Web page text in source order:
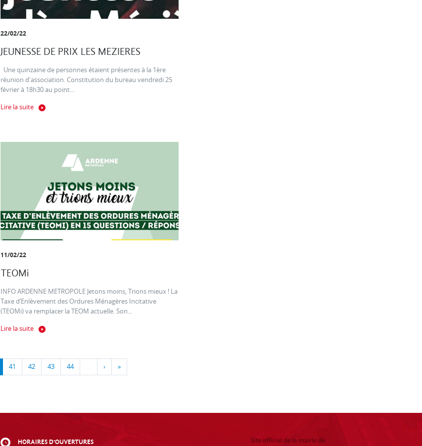
22/02/22
JEUNESSE DE PRIX LES MEZIERES
Une quinzaine de personnes étaient présentes à la 1ère
réunion d'association. Constitution du bureau vendredi 25
février à 18h30 au point...
Lire la suite
11/02/22
TEOMi
INFO ARDENNE METROPOLE Jetons moins, Trions mieux ! La
Taxe d’Enlèvement des Ordures Ménagères Incitative
(TEOMi) va remplacer la TEOM actuelle. Son...
Lire la suite
41 42 43 44 … › »
HORAIRES D'OUVERTURES